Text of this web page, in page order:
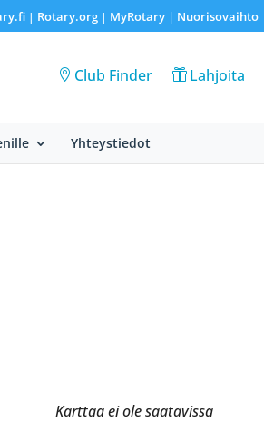
| Rotary.org| MyRotary | Nuorisovaihto
Club Finder Lahjoita
Yhteystiedot
Karttaa ei ole saatavissa